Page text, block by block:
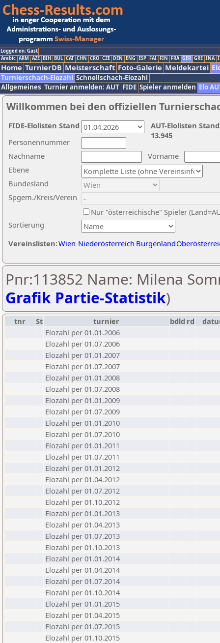
Logged on: Gast
Arabic ARM AZE BIH BUL CAT CHN CRO CZE DEN ENG ESP FAI FIN FRA GER GRE INA
Home TurnierDB Meisterschaft Foto-Galerie Meldekartei
Turnierschach-Elozahl Schnellschach-Elozahl
Allgemeines Turnier anmelden: AUT FIDE Spieler anmelden Elo
Willkommen bei den offiziellen
Nachname
Vorname
Ebene
Sortierung
Personennummer
Bundesland
Spgem./Kreis/Verein
Nur "österreichische" Spieler
Vereinslisten:Wien Niederösterreich Burgenland
AUT-Elolisten
13.945
FIDE-Elolisten Stand
Pnr:113852 Name: Milena
Grafik Partie-Statistik)
tnr St turnier bdld rd
Elozahl per 01.01.2006
Elozahl per 01.07.2006
Elozahl per 01.01.2007
Elozahl per 01.07.2007
Elozahl per 01.01.2008
Elozahl per 01.07.2008
Elozahl per 01.01.2009
Elozahl per 01.07.2009
Elozahl per 01.01.2010
Elozahl per 01.07.2010
Elozahl per 01.01.2011
Elozahl per 01.07.2011
Elozahl per 01.01.2012
Elozahl per 01.04.2012
Elozahl per 01.07.2012
Elozahl per 01.10.2012
Elozahl per 01.01.2013
Elozahl per 01.04.2013
Elozahl per 01.07.2013
Elozahl per 01.10.2013
Elozahl per 01.01.2014
Elozahl per 01.04.2014
Elozahl per 01.07.2014
Elozahl per 01.10.2014
Elozahl per 01.01.2015
Elozahl per 01.04.2015
Elozahl per 01.07.2015
Elozahl per 01.10.2015